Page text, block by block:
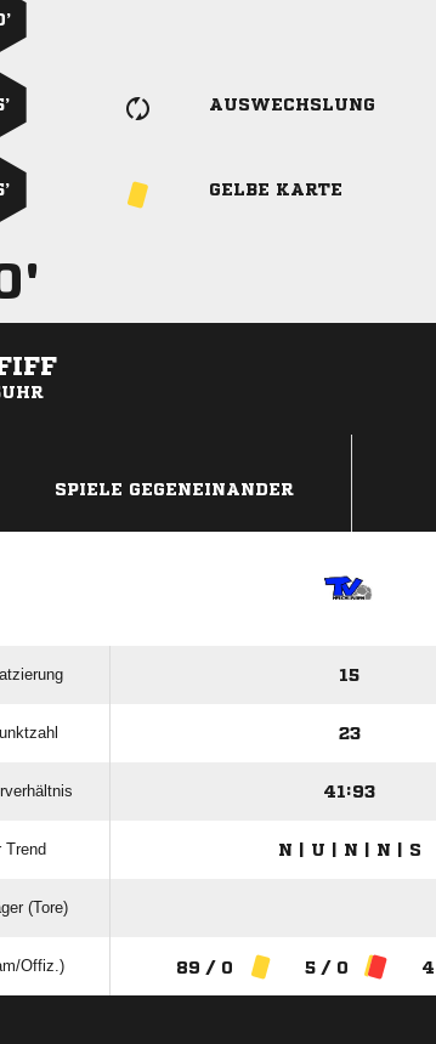
AUSWECHSLUNG
GELBE KARTE
SPIELE GEGENEINANDER
15
23
41:93
Trend N | U | N | N | S
(Tore)
Offiz.) 89 / 0 5 / 0